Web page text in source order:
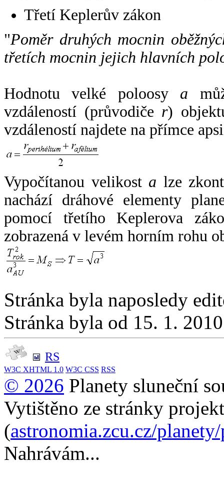
Třetí Keplerův zákon
"Poměr druhých mocnin
třetích mocnin jejich hlavních
Hodnotu velké poloosy a
vzdáleností (průvodiče r)
vzdáleností najdete na přímce
Vypočítanou velikost a lze
nachází dráhové elementy
pomocí třetího Keplerova
zobrazená v levém horním rohu
Stránka byla naposledy
Stránka byla od 15. 1.
RS
W3C XHTML 1.0 W3C CSS RSS
© 2026 Planety sluneční
Vytištěno ze stránky
(astronomia.zcu.cz/
Nahrávám...